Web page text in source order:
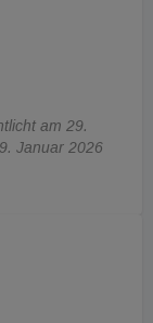
am 29.
Januar 2026